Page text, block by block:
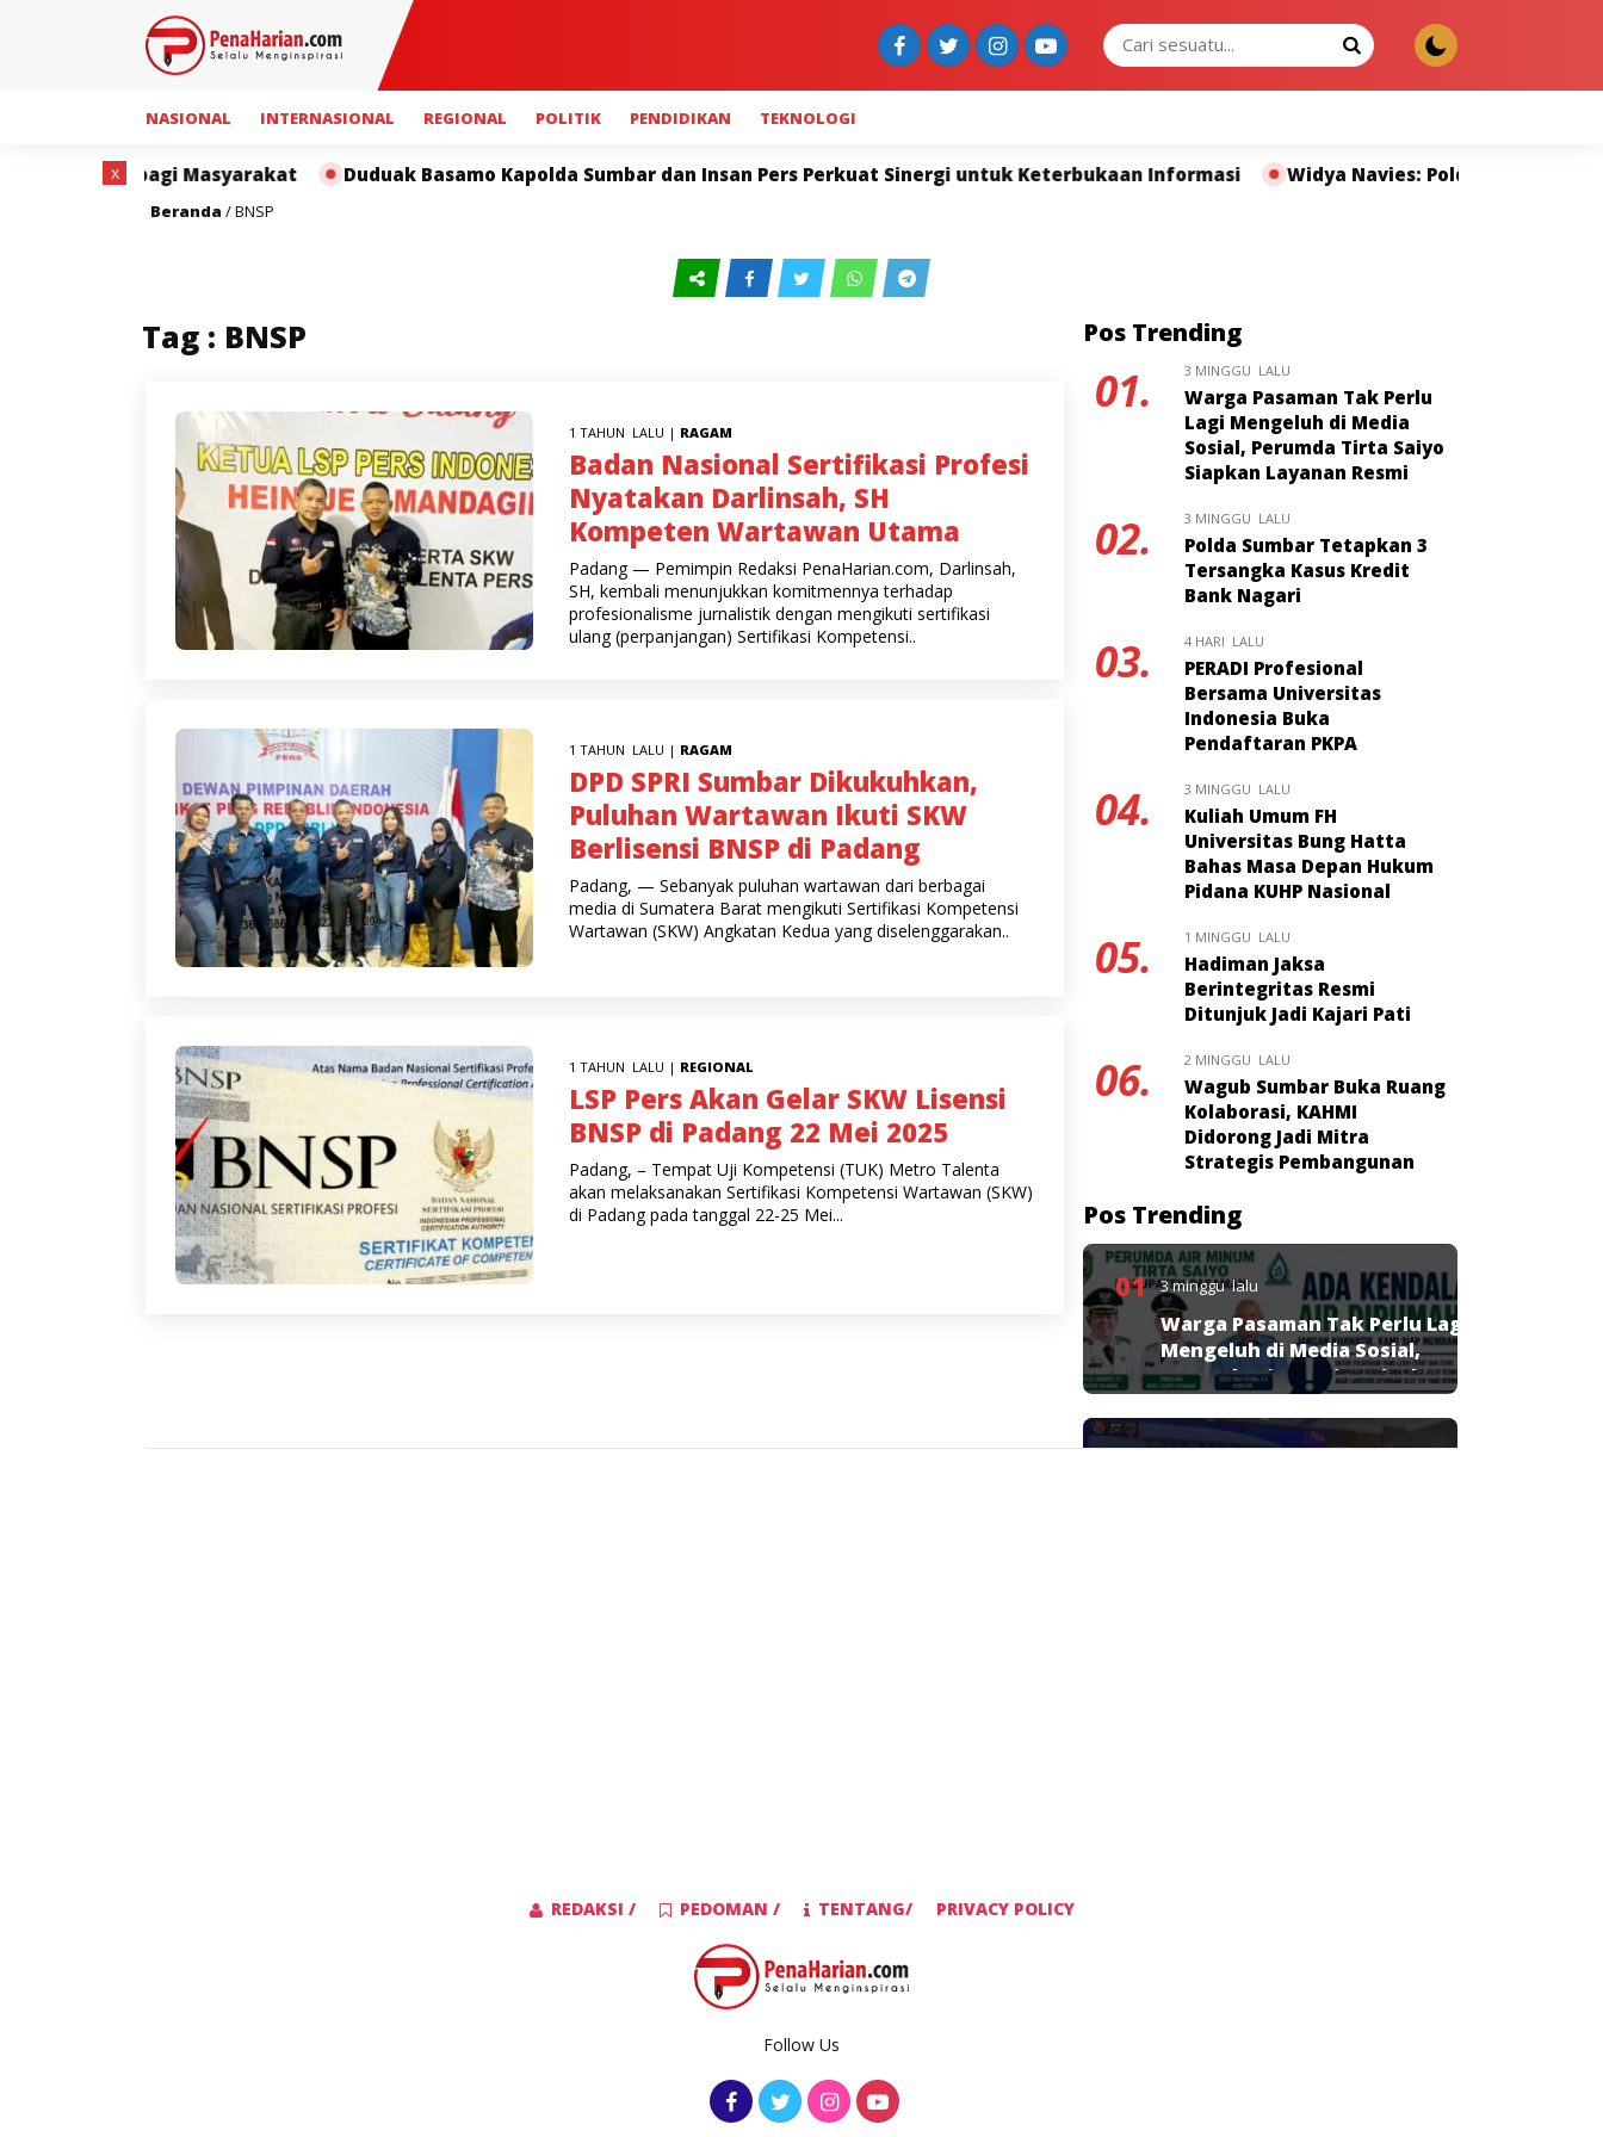
NASIONAL INTERNASIONAL REGIONAL POLITIK PENDIDIKAN TEKNOLOGI
bagi Masyarakat Duduak Basamo Kapolda Sumbar dan Insan Pers Perkuat Sinergi untuk Keterbukaan Informasi Widya Navies: Polda Sumbar dan Pers
Beranda /BNSP
Tag : BNSP
1 TAHUN LALU | RAGAM
Badan Nasional Sertifikasi Profesi
Nyatakan Darlinsah, SH
Kompeten Wartawan Utama
Padang — Pemimpin Redaksi PenaHarian.com, Darlinsah,
SH, kembali menunjukkan komitmennya terhadap
profesionalisme jurnalistik dengan mengikuti sertifikasi
ulang (perpanjangan) Sertifikasi Kompetensi..
1 TAHUN LALU | RAGAM
DPD SPRI Sumbar Dikukuhkan,
Puluhan Wartawan Ikuti SKW
Berlisensi BNSP di Padang
Padang, — Sebanyak puluhan wartawan dari berbagai
media di Sumatera Barat mengikuti Sertifikasi Kompetensi
Wartawan (SKW) Angkatan Kedua yang diselenggarakan..
1 TAHUN LALU | REGIONAL
LSP Pers Akan Gelar SKW Lisensi
BNSP di Padang 22 Mei 2025
Padang, – Tempat Uji Kompetensi (TUK) Metro Talenta
akan melaksanakan Sertifikasi Kompetensi Wartawan (SKW)
di Padang pada tanggal 22-25 Mei...
Pos Trending
01. 3 MINGGU LALU
Warga Pasaman Tak Perlu
Lagi Mengeluh di Media
Sosial, Perumda Tirta Saiyo
Siapkan Layanan Resmi
02. 3 MINGGU LALU
Polda Sumbar Tetapkan 3
Tersangka Kasus Kredit
Bank Nagari
03. 4 HARI LALU
PERADI Profesional
Bersama Universitas
Indonesia Buka
Pendaftaran PKPA
04. 3 MINGGU LALU
Kuliah Umum FH
Universitas Bung Hatta
Bahas Masa Depan Hukum
Pidana KUHP Nasional
05. 1 MINGGU LALU
Hadiman Jaksa
Berintegritas Resmi
Ditunjuk Jadi Kajari Pati
06. 2 MINGGU LALU
Wagub Sumbar Buka Ruang
Kolaborasi, KAHMI
Didorong Jadi Mitra
Strategis Pembangunan
Pos Trending
01 3 minggu lalu
Warga Pasaman Tak Perlu Lagi
Mengeluh di Media Sosial,
Perumda Tirta Saiyo Siapkan
Layanan Resmi
02
x
REDAKSI / PEDOMAN / TENTANG/ PRIVACY POLICY
Follow Us